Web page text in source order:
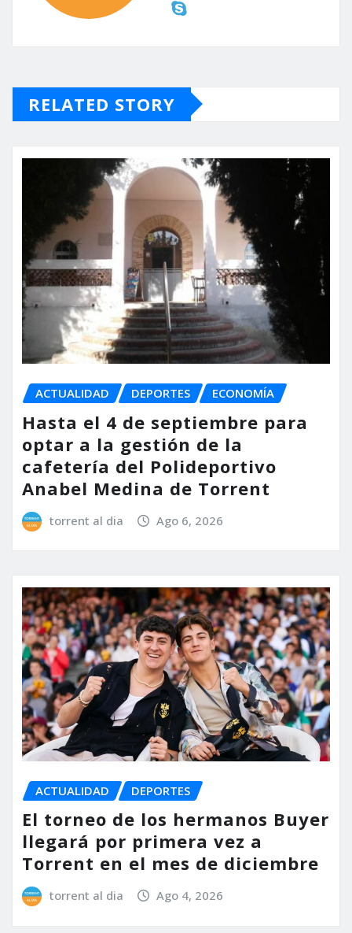
RELATED STORY
ACTUALIDAD DEPORTES ECONOMÍA
Hasta el 4 de septiembre para
optar a la gestión de la
cafetería del Polideportivo
Anabel Medina de Torrent
torrent al dia Ago 6, 2026
ACTUALIDAD DEPORTES
El torneo de los hermanos Buyer
llegará por primera vez a
Torrent en el mes de diciembre
torrent al dia Ago 4, 2026